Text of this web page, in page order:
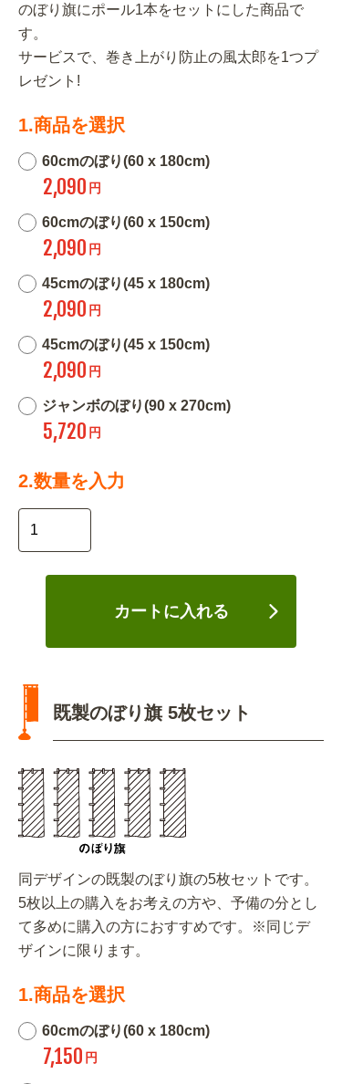
のぼり旗にポール1本をセットにした商品で
す。
サービスで、巻き上がり防止の風太郎を1つプ
レゼント!
1.商品を選択
60cmのぼり(60 x 180cm)
2,090 円
60cmのぼり(60 x 150cm)
2,090 円
45cmのぼり(45 x 180cm)
2,090 円
45cmのぼり(45 x 150cm)
2,090 円
ジャンボのぼり(90 x 270cm)
5,720 円
2.数量を入力
カートに入れる
既製のぼり旗 5枚セット
同デザインの既製のぼり旗の5枚セットです。
5枚以上の購入をお考えの方や、予備の分とし
て多めに購入の方におすすめです。※同じデ
ザインに限ります。
1.商品を選択
60cmのぼり(60 x 180cm)
7,150 円